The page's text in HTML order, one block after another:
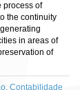
process of
the continuity
in areas of
of
Contabilidade